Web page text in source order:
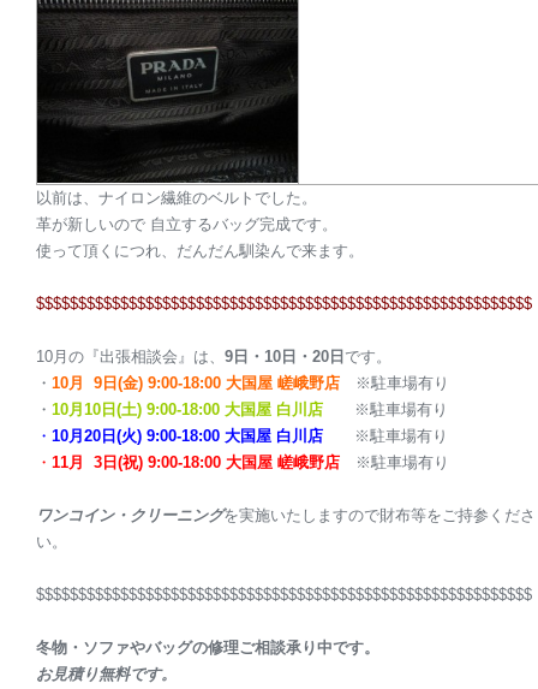
以前は、ナイロン繊維のベルトでした。
革が新しいので 自立するバッグ完成です。
使って頂くにつれ、だんだん馴染んで来ます。
$$$$$$$$$$$$$$$$$$$$$$$$$$$$$$$$$$$$$$$$$$$$$$$$$$$$$$$$$$$
10月の『出張相談会』は、 9日・10日・20日 です。
・ 10月 9日(金) 9:00-18:00 大国屋 嵯峨野店
※駐車場有り
・ 10月10日(土) 9:00-18:00 大国屋 白川店
※駐車場有り
・ 10月20日(火) 9:00-18:00 大国屋 白川店
※駐車場有り
・ 11月 3日(祝) 9:00-18:00 大国屋 嵯峨野店 ※駐車場有り
ワンコイン・クリーニングを実施いたしますので財布等をご持参くださ
い。
$$$$$$$$$$$$$$$$$$$$$$$$$$$$$$$$$$$$$$$$$$$$$$$$$$$$$$$$$$$
冬物・ ソファやバッグの修理ご相談承り中です。
お見積り無料です。